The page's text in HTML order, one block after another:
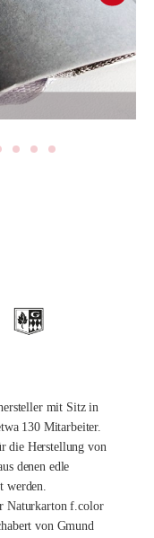
mit Sitz in
130 Mitarbeiter.
die Herstellung von
denen edle
werden.
Naturkarton f.color
von Gmund